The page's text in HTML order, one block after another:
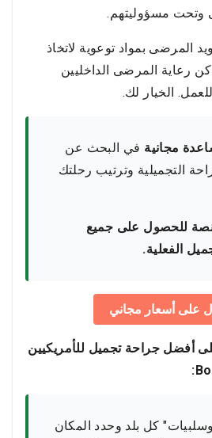
وتحت مسؤوليتهم.
المرضى بمواد توعوية لاتخاذ
رعاية المرضى الداخليين
الخيار لك.
مجانية في البحث عن
التجميلية وترتيب رحلتك
للحصول على جميع
الفعلية.
على أسعار مجاني
على أفضل جراحة تجميل للأمريكيين
كل بلد وحدد المكان